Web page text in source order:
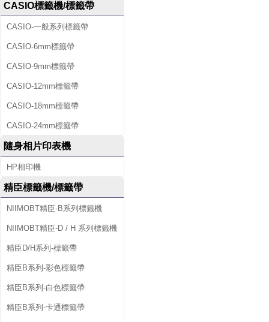
CASIO標籤機/標籤帶
CASIO-一般系列標籤帶
CASIO-6mm標籤帶
CASIO-9mm標籤帶
CASIO-12mm標籤帶
CASIO-18mm標籤帶
CASIO-24mm標籤帶
隨身相片印表機
HP相印機
精臣標籤機/標籤帶
NIIMOBT精臣-B系列標籤機
NIIMOBT精臣-D / H 系列標籤機
精臣D/H系列-標籤帶
精臣B系列-彩色標籤帶
精臣B系列-白色標籤帶
精臣B系列-卡通標籤帶